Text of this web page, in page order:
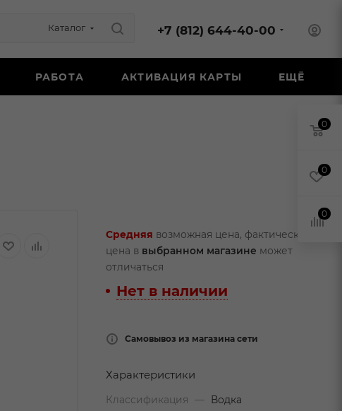
Каталог +7 (812) 644-40-00
РАБОТА АКТИВАЦИЯ КАРТЫ ЕЩЁ
Средняя возможная цена, фактическая
цена в выбранном магазине может
отличаться
Нет в наличии
Самовывоз из магазина сети
Характеристики
Классификация —
Водка
0
0
0